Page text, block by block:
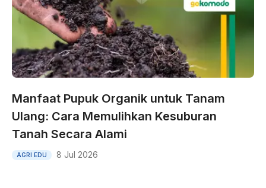
Manfaat Pupuk Organik untuk Tanam
Ulang: Cara Memulihkan Kesuburan
Tanah Secara Alami
AGRI EDU 8 Jul 2026